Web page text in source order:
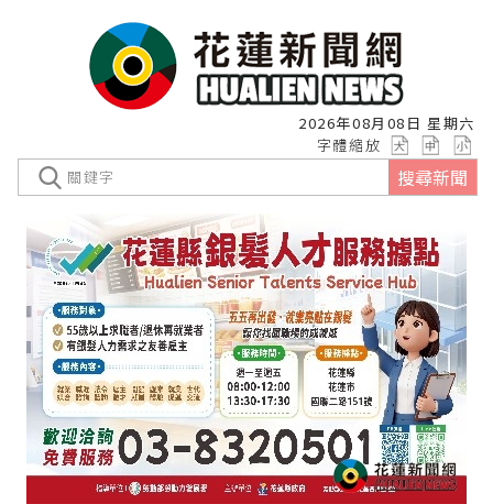
2026年08月08日 星期六
字體縮放
搜尋新聞